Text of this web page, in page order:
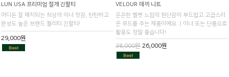
LUN USA 프리미엄 절개 긴팔티
어디든 잘 매치되는 최상의 이너 핏감, 탄탄하고
완성도 높은 브랜드 퀄리티 긴팔티!
29,000원
VELOUR 데끼 니트
은은한 벨벳 느낌의 원단감이 부드럽고 고급스러
운 무드를 주는 제품이예요 :) 이너 또는 단품으로
활용도 정말 좋습니다!
38,000원 26,000원